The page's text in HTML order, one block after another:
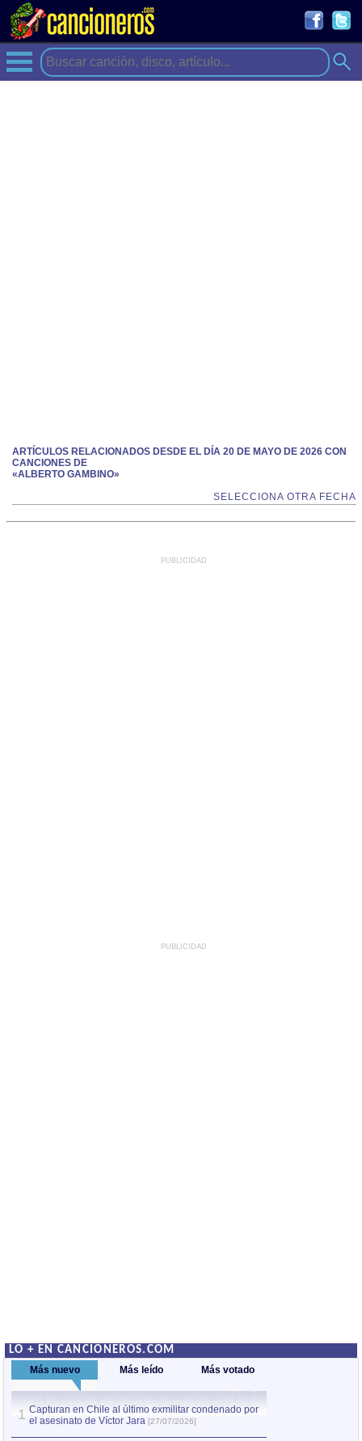
ARTÍCULOS RELACIONADOS DESDE EL DÍA 20 DE MAYO DE 2026 CON
CANCIONES DE
«ALBERTO GAMBINO»
SELECCIONA OTRA FECHA
PUBLICIDAD
PUBLICIDAD
LO + EN CANCIONEROS.COM
Más nuevo Más leído Más votado
1 Capturan en Chile al último exmilitar condenado por
el asesinato de Víctor Jara [27/07/2026]